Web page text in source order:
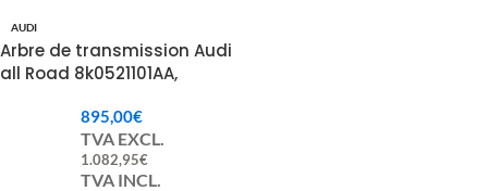
AUDI
Arbre de transmission Audi
all Road 8k0521101AA,
895,00€
TVA EXCL.
1.082,95€
TVA INCL.